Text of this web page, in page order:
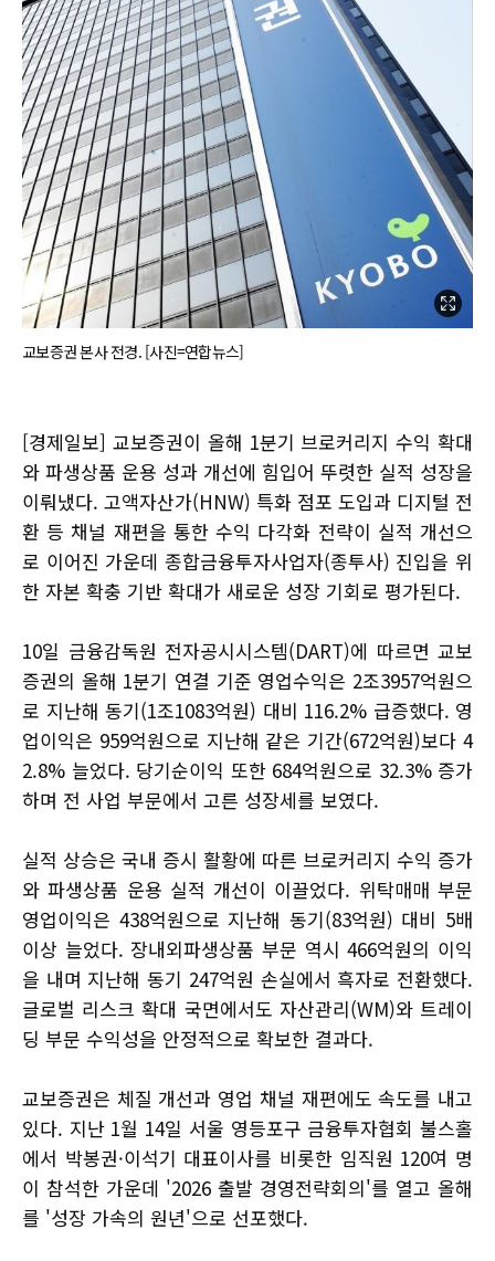
교보증권 본사 전경. [사진=연합뉴스]
[경제일보] 교보증권이 올해 1분기 브로커리지 수익 확대
와 파생상품 운용 성과 개선에 힘입어 뚜렷한 실적 성장을
이뤄냈다. 고액자산가(HNW) 특화 점포 도입과 디지털 전
환 등 채널 재편을 통한 수익 다각화 전략이 실적 개선으
로 이어진 가운데 종합금융투자사업자(종투사) 진입을 위
한 자본 확충 기반 확대가 새로운 성장 기회로 평가된다.
10일 금융감독원 전자공시시스템(DART)에 따르면 교보
증권의 올해 1분기 연결 기준 영업수익은 2조3957억원으
로 지난해 동기(1조1083억원) 대비 116.2% 급증했다. 영
업이익은 959억원으로 지난해 같은 기간(672억원)보다 4
2.8% 늘었다. 당기순이익 또한 684억원으로 32.3% 증가
하며 전 사업 부문에서 고른 성장세를 보였다.
실적 상승은 국내 증시 활황에 따른 브로커리지 수익 증가
와 파생상품 운용 실적 개선이 이끌었다. 위탁매매 부문
영업이익은 438억원으로 지난해 동기(83억원) 대비 5배
이상 늘었다. 장내외파생상품 부문 역시 466억원의 이익
을 내며 지난해 동기 247억원 손실에서 흑자로 전환했다.
글로벌 리스크 확대 국면에서도 자산관리(WM)와 트레이
딩 부문 수익성을 안정적으로 확보한 결과다.
교보증권은 체질 개선과 영업 채널 재편에도 속도를 내고
있다. 지난 1월 14일 서울 영등포구 금융투자협회 불스홀
에서 박봉권·이석기 대표이사를 비롯한 임직원 120여 명
이 참석한 가운데 '2026 출발 경영전략회의'를 열고 올해
를 '성장 가속의 원년'으로 선포했다.